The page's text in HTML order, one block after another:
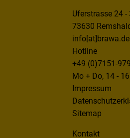
Uferstrasse 24 -
73630
info[at]brawa.de
Hotline
+49 (0)7151-
Mo + Do, 14 -
Impressum
Sitemap
Kontakt